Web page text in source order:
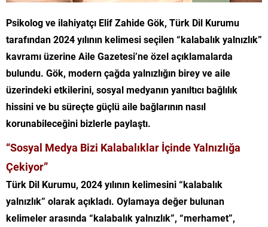
Psikolog ve ilahiyatçı Elif Zahide Gök, Türk Dil Kurumu
tarafından 2024 yılının kelimesi seçilen “kalabalık yalnızlık”
kavramı üzerine Aile Gazetesi’ne özel açıklamalarda
bulundu. Gök, modern çağda yalnızlığın birey ve aile
üzerindeki etkilerini, sosyal medyanın yanıltıcı bağlılık
hissini ve bu süreçte güçlü aile bağlarının nasıl
korunabileceğini bizlerle paylaştı.
“Sosyal Medya Bizi Kalabalıklar İçinde Yalnızlığa
Çekiyor”
Türk Dil Kurumu, 2024 yılının kelimesini “kalabalık
yalnızlık” olarak açıkladı. Oylamaya değer bulunan
kelimeler arasında “kalabalık yalnızlık”, “merhamet”,